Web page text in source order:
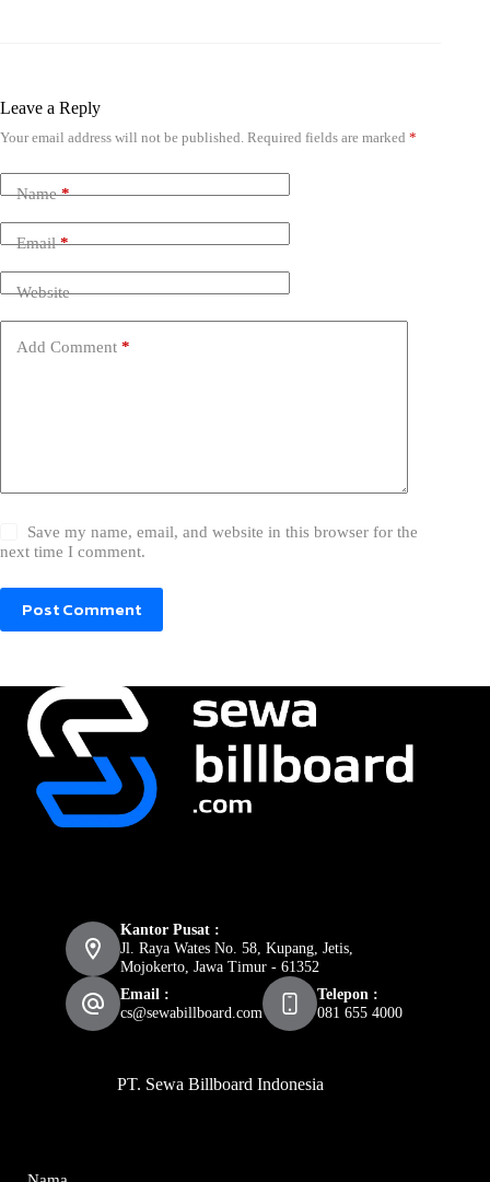
Leave a Reply
Your email address will not be published. Required fields are marked *
Name*
Email*
Website
Add Comment *
Save my name, email, and website in this browser for the
next time I comment.
Post Comment
Kantor Pusat :
Jl. Raya Wates No. 58, Kupang, Jetis,
Mojokerto, Jawa Timur - 61352
Email :
cs@sewabillboard.com
Telepon :
081 655 4000
PT. Sewa Billboard Indonesia